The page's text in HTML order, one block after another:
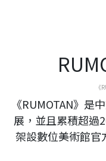
《
《RUMOTAN》是
展，並且累積超過
架設數位美術館官